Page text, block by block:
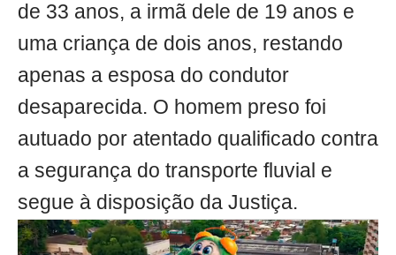
de 33 anos, a irmã dele de 19 anos e
uma criança de dois anos, restando
apenas a esposa do condutor
desaparecida. O homem preso foi
autuado por atentado qualificado contra
a segurança do transporte fluvial e
segue à disposição da Justiça.